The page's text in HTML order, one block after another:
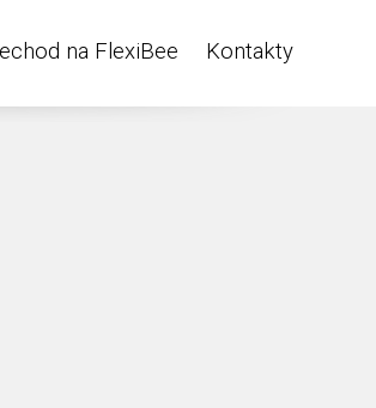
na FlexiBee Kontakty